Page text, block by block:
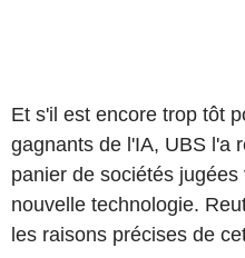
Et s'il est encore trop tôt
gagnants de l'IA, UBS l'a
panier de sociétés
nouvelle technologie.
les raisons précises de